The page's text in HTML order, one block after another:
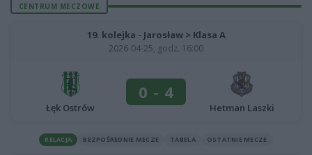
CENTRUM MECZOWE
19. kolejka - Jarosław > Klasa A
2026-04-25, godz. 16:00
Łęk Ostrów
0 - 4
Hetman Laszki
RELACJA BEZPOŚREDNIE MECZE TABELA OSTATNIE MECZE